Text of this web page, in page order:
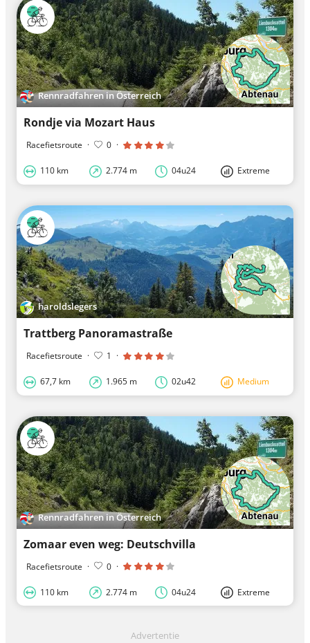
Rennradfahren in Österreich
Rondje via Mozart Haus
Racefietsroute · 0 ·
110 km 2.774 m 04u24 Extreme
haroldslegers
Trattberg Panoramastraße
Racefietsroute · 1 ·
67,7 km 1.965 m 02u42 Medium
Rennradfahren in Österreich
Zomaar even weg: Deutschvilla
Racefietsroute · 0 ·
110 km 2.774 m 04u24 Extreme
Advertentie